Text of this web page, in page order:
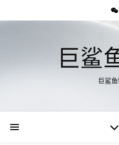
巨鲨
巨鲨